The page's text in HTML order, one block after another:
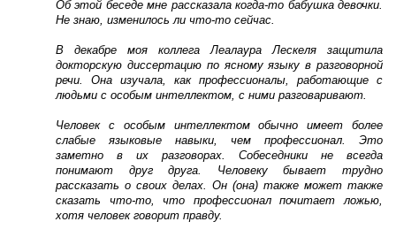
Об этой беседе мне рассказала когда-то бабушка девочки.
Не знаю, изменилось ли что-то сейчас.
В декабре моя коллега Леалаура Лескеля защитила
докторскую диссертацию по ясному языку в разговорной
речи. Она изучала, как профессионалы, работающие с
людьми с особым интеллектом, с ними разговаривают.
Человек с особым интеллектом обычно имеет более
слабые языковые навыки, чем профессионал. Это
заметно в их разговорах. Собеседники не всегда
понимают друг друга. Человеку бывает трудно
рассказать о своих делах. Он (она) также может также
сказать что-то, что профессионал почитает ложью,
хотя человек говорит правду.